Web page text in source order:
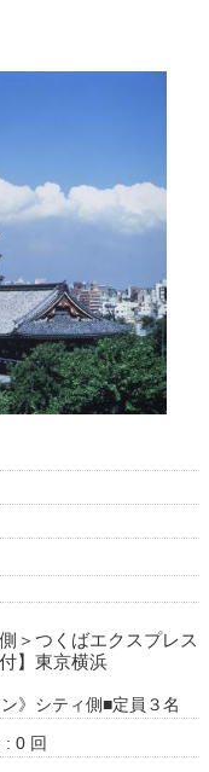
＞つくばエクスプレス
】東京横浜
》シティ側■定員３名
: 0 回